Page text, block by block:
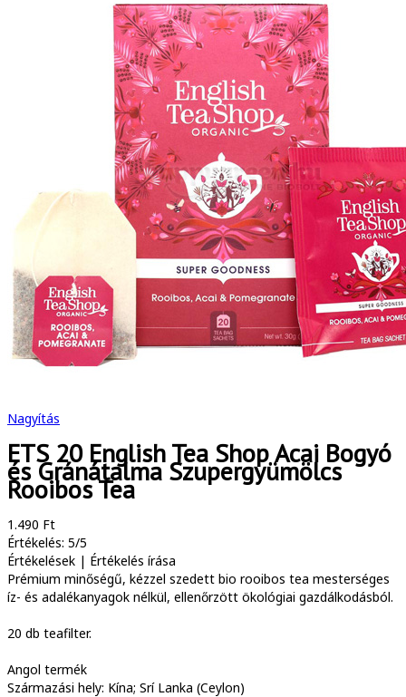
Nagyítás
ETS 20 English Tea Shop Acai Bogyó
és Gránátalma Szupergyümölcs
Rooibos Tea
1.490 Ft
Értékelés: 5/5
Értékelések | Értékelés írása
Prémium minőségű, kézzel szedett bio rooibos tea mesterséges
íz- és adalékanyagok nélkül, ellenőrzött ökológiai gazdálkodásból.
20 db teafilter.
Angol termék
Származási hely: Kína; Srí Lanka (Ceylon)